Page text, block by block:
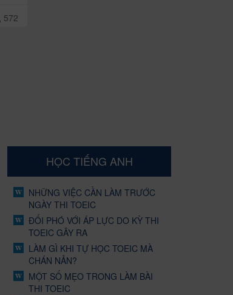
572
HỌC TIẾNG ANH
NHỮNG VIỆC CẦN LÀM TRƯỚC
NGÀY THI TOEIC
ĐỐI PHÓ VỚI ÁP LỰC DO KỲ THI
TOEIC GÂY RA
LÀM GÌ KHI TỰ HỌC TOEIC MÀ
CHÁN NẢN?
MỘT SỐ MẸO TRONG LÀM BÀI
THI TOEIC